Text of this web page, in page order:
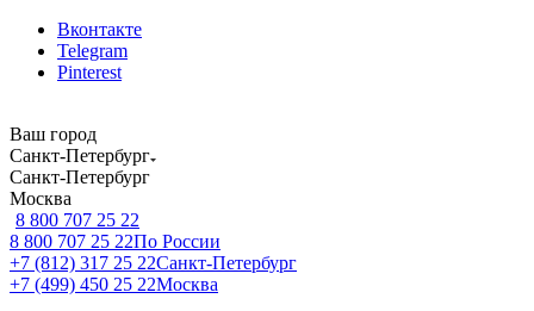
Вконтакте
Telegram
Pinterest
Ваш город
Санкт-Петербург
Санкт-Петербург
Москва
8 800 707 25 22
8 800 707 25 22По России
+7 (812) 317 25 22Санкт-Петербург
+7 (499) 450 25 22Москва